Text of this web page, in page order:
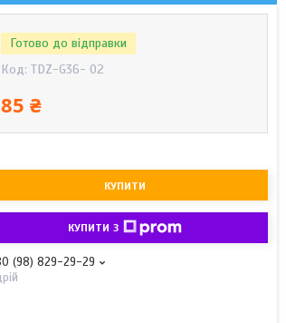
Готово до відправки
Код: TDZ-G36- 02
85 ₴
КУПИТИ
КУПИТИ З
(98) 829-29-29